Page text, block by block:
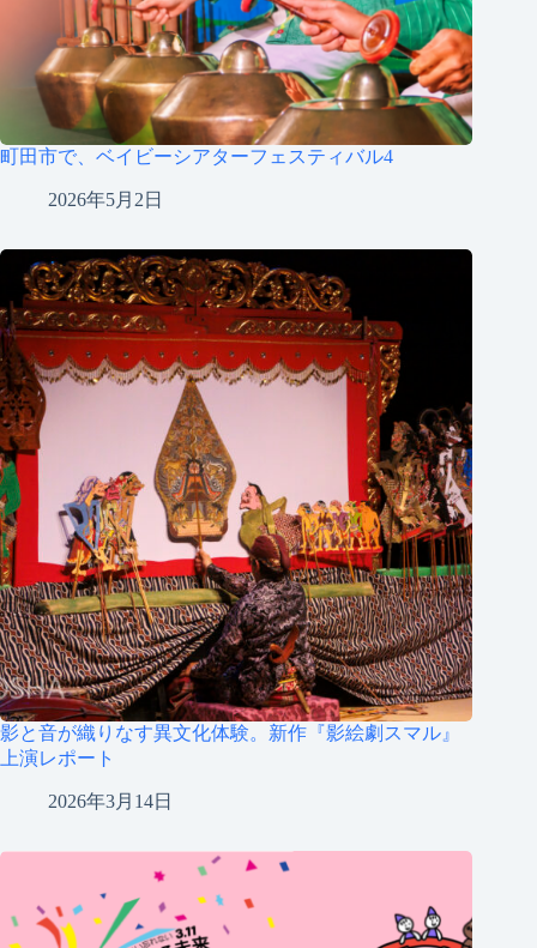
町田市で、ベイビーシアターフェスティバル4
2026年5月2日
影と音が織りなす異文化体験。新作『影絵劇スマル』
上演レポート
2026年3月14日